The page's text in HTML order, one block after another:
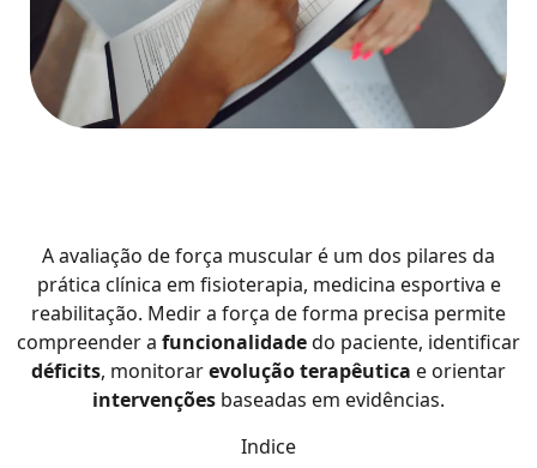
A avaliação de força muscular é um dos pilares da
prática clínica em fisioterapia, medicina esportiva e
reabilitação. Medir a força de forma precisa permite
compreender a funcionalidadedo paciente, identificar
déficits, monitorarevolução terapêutica e orientar
intervenções baseadas em evidências.
Indice